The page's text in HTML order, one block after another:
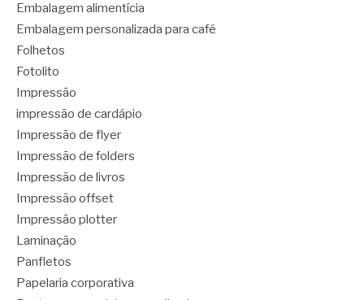
Embalagem alimentícia
Embalagem personalizada para café
Folhetos
Fotolito
Impressão
impressão de cardápio
Impressão de flyer
Impressão de folders
Impressão de livros
Impressão offset
Impressão plotter
Laminação
Panfletos
Papelaria corporativa